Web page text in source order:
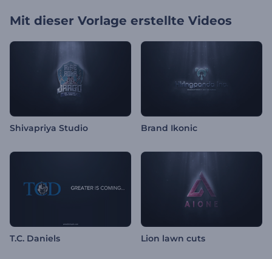
Mit dieser Vorlage erstellte Videos
Shivapriya Studio Brand Ikonic
T.C. Daniels Lion lawn cuts